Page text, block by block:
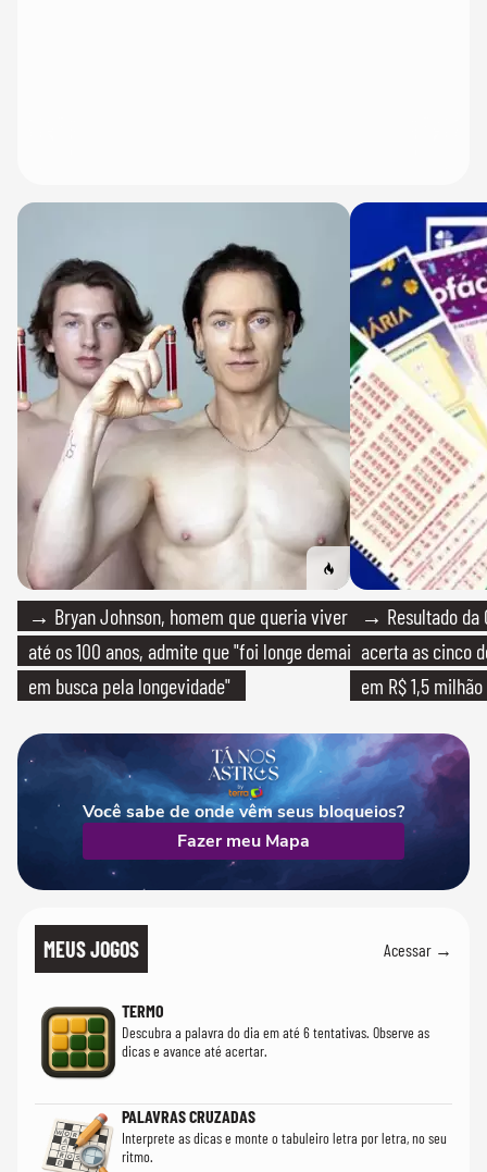
→ Bryan Johnson, homem que queria viver
até os 100 anos, admite que "foi longe demais
em busca pela longevidade"
→ Resultado da
acerta as cinco
em R$ 1,5 milhão
Você sabe de onde vêm seus bloqueios?
Fazer meu Mapa
MEUS JOGOS Acessar →
TERMO
Descubra a palavra do dia em até 6 tentativas. Observe as
dicas e avance até acertar.
PALAVRAS CRUZADAS
Interprete as dicas e monte o tabuleiro letra por letra, no seu
ritmo.